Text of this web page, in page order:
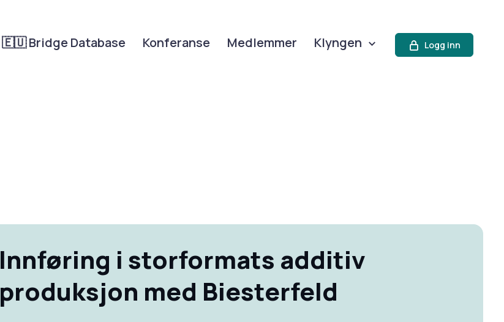
🇪🇺 Bridge Database Konferanse Medlemmer Klyngen Logg inn
Innføring i storformats additiv
produksjon med Biesterfeld